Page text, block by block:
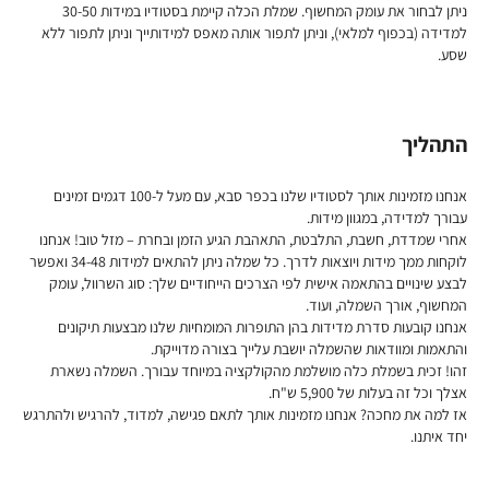
ניתן לבחור את עומק המחשוף. שמלת הכלה קיימת בסטודיו במידות 30-50
למדידה (בכפוף למלאי), וניתן לתפור אותה מאפס למידותייך וניתן לתפור ללא
שסע.
התהליך
אנחנו מזמינות אותך לסטודיו שלנו בכפר סבא, עם מעל ל-100 דגמים זמינים
עבורך למדידה, במגוון מידות.
אחרי שמדדת, חשבת, התלבטת, התאהבת הגיע הזמן ובחרת – מזל טוב! אנחנו
לוקחות ממך מידות ויוצאות לדרך. כל שמלה ניתן להתאים למידות 34-48 ואפשר
לבצע שינויים בהתאמה אישית לפי הצרכים הייחודיים שלך: סוג השרוול, עומק
המחשוף, אורך השמלה, ועוד.
אנחנו קובעות סדרת מדידות בהן התופרות המומחיות שלנו מבצעות תיקונים
והתאמות ומוודאות שהשמלה יושבת עלייך בצורה מדוייקת.
זהו! זכית בשמלת כלה מושלמת מהקולקציה במיוחד עבורך. השמלה נשארת
אצלך וכל זה בעלות של 5,900 ש"ח.
אז למה את מחכה? אנחנו מזמינות אותך לתאם פגישה, למדוד, להרגיש ולהתרגש
יחד איתנו.